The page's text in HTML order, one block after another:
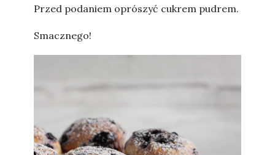
Przed podaniem oprószyć cukrem pudrem.
Smacznego!